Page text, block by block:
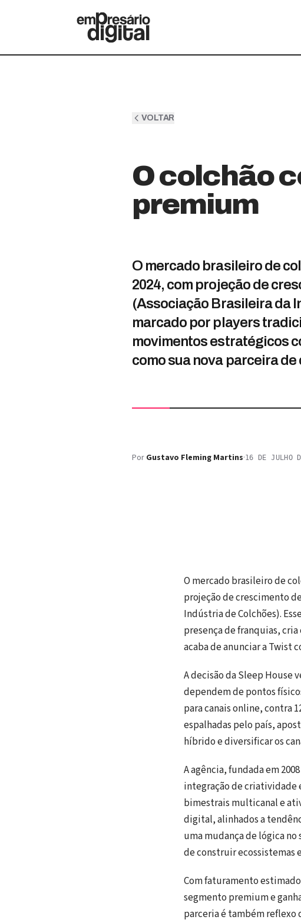
VOLTAR
O colchão
premium
O mercado brasileiro de
2024, com projeção de
(Associação Brasileira da
marcado por players
movimentos estratégicos
como sua nova parceira de
Por Gustavo Fleming Martins·16 DE JULHO
O mercado brasileiro de
projeção de crescimento
Indústria de Colchões).
presença de franquias,
acaba de anunciar a Twist
A decisão da Sleep House
dependem de pontos
para canais online, contra
espalhadas pelo país,
híbrido e diversificar os
A agência, fundada em
integração de criatividade
bimestrais multicanal e
digital, alinhados a
uma mudança de lógica
de construir ecossistemas
Com faturamento
segmento premium e
parceria é também reflexo